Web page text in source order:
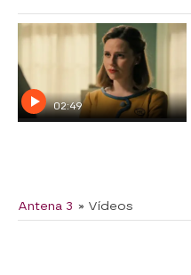
02:49
Antena 3 » Vídeos